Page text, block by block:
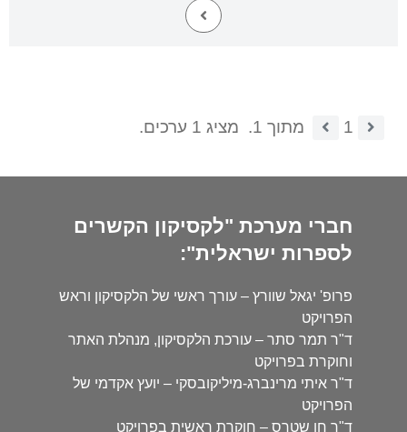
1 מתוך 1. מציג 1 ערכים.
חברי מערכת "לקסיקון הקשרים
לספרות ישראלית":
פרופ' יגאל שוורץ – עורך ראשי של הלקסיקון וראש
הפרויקט
ד"ר תמר סתר – עורכת הלקסיקון, מנהלת האתר
וחוקרת בפרויקט
ד"ר איתי מרינברג-מיליקובסקי – יועץ אקדמי של
הפרויקט
ד"ר חן שטרס – חוקרת ראשית בפרויקט